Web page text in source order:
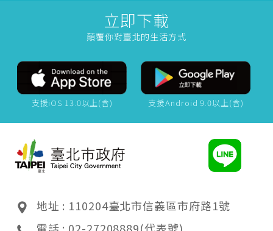
立即下載
顛覆你對臺北的生活方式
支援iOS 13.0以上(含) 支援Android 9.0以上(含)
地址 : 110204臺北市信義區市府路1號